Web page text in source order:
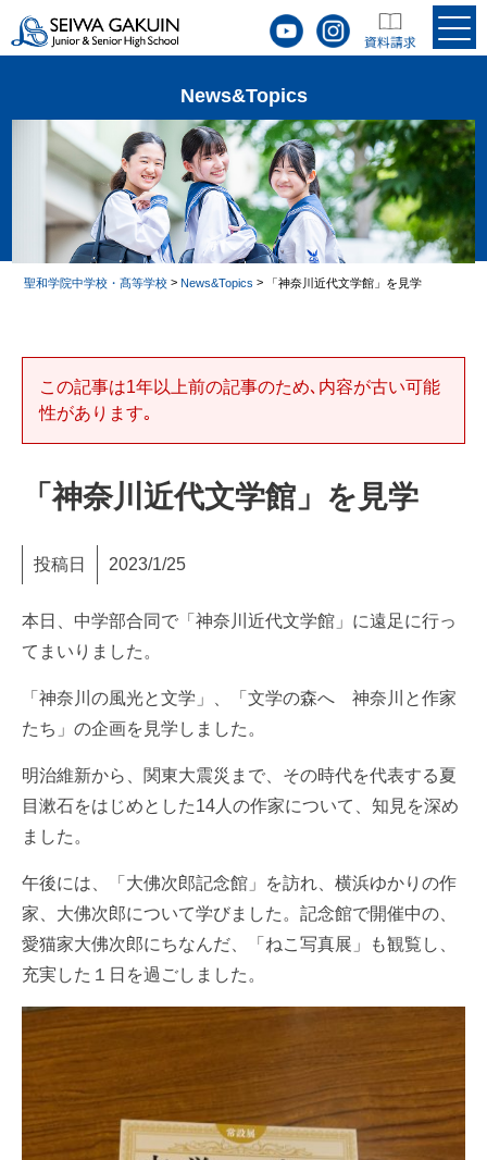
News&Topics
聖和学院中学校・髙等学校 >News&Topics > 「神奈川近代文学館」を見学
この記事は1年以上前の記事のため､内容が古い可能
性があります｡
「神奈川近代文学館」を見学
投稿日 2023/1/25
本日、中学部合同で「神奈川近代文学館」に遠足に行っ
てまいりました。
「神奈川の風光と文学」、「文学の森へ 神奈川と作家
たち」の企画を見学しました。
明治維新から、関東大震災まで、その時代を代表する夏
目漱石をはじめとした14人の作家について、知見を深め
ました。
午後には、「大佛次郎記念館」を訪れ、横浜ゆかりの作
家、大佛次郎について学びました。記念館で開催中の、
愛猫家大佛次郎にちなんだ、「ねこ写真展」も観覧し、
充実した１日を過ごしました。